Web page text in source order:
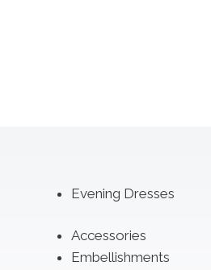
Evening Dresses
Accessories
Embellishments